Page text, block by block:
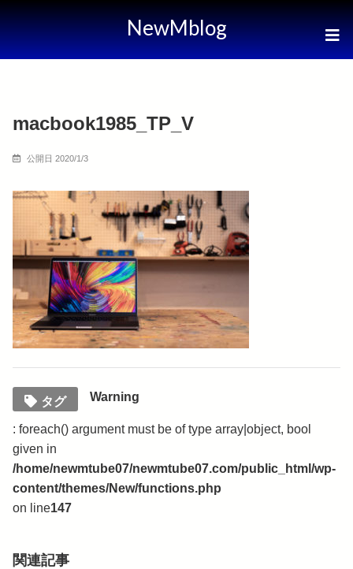
NewMblog
macbook1985_TP_V
公開日 2020/1/3
タグ Warning
: foreach() argument must be of type array|object, bool
given in
/home/newmtube07/newmtube07.com/public_html/wp-
content/themes/New/functions.php
on line147
関連記事